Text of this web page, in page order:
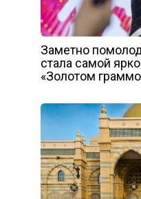
Заметно
стала самой
«Золотом